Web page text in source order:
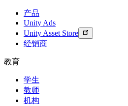
通过 Unity 投放广告
使用案例
移动游戏
使用 Unity 打造移动端爆款游戏
独立游戏
小团队也能做出大游戏
博客
更新、信息和技术提示
新闻
新闻、故事和新闻中心
认证
证明您的Unity精通
产品
Unity Ads
Unity Asset Store
经销商
教育
学生
教师
机构